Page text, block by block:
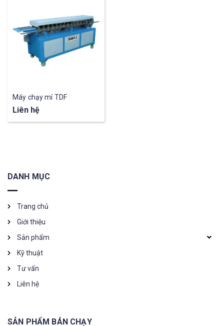
Máy chạy mí TDF
Liên hệ
DANH MỤC
Trang chủ
Giới thiệu
Sản phẩm
Kỹ thuật
Tư vấn
Liên hệ
SẢN PHẨM BÁN CHẠY